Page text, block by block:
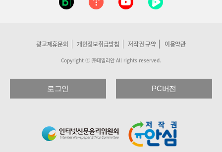
광고제휴문의 개인정보취급방침 저작권 규약 이용약관
Copyright ⓒ ㈜데일리안 All rights reserved.
로그인 PC버전